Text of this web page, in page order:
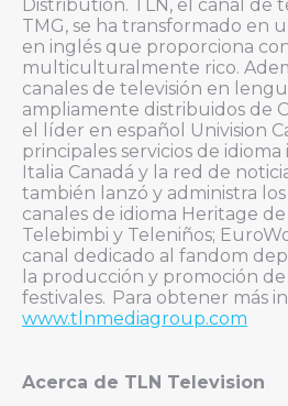
Distribution. TLN, el canal de
TMG, se ha transformado en
en inglés que proporciona
multiculturalmente rico.
canales de televisión en
ampliamente distribuidos de
el líder en español Univision
principales servicios de
Italia Canadá y la red de
también lanzó y administra
canales de idioma Heritage
Telebimbi y Teleniños;
canal dedicado al fandom
la producción y promoción
festivales. Para obtener más
www.tlnmediagroup.com
Acerca de TLN Television